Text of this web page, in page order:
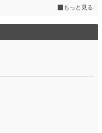
もっと見る